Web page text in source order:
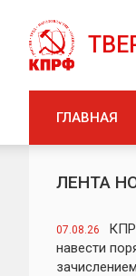
ГЛАВНАЯ
ЛЕНТА
07.08.26
навести